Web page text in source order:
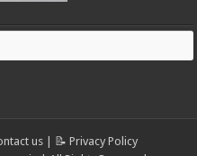
us| 📝 Privacy Policy